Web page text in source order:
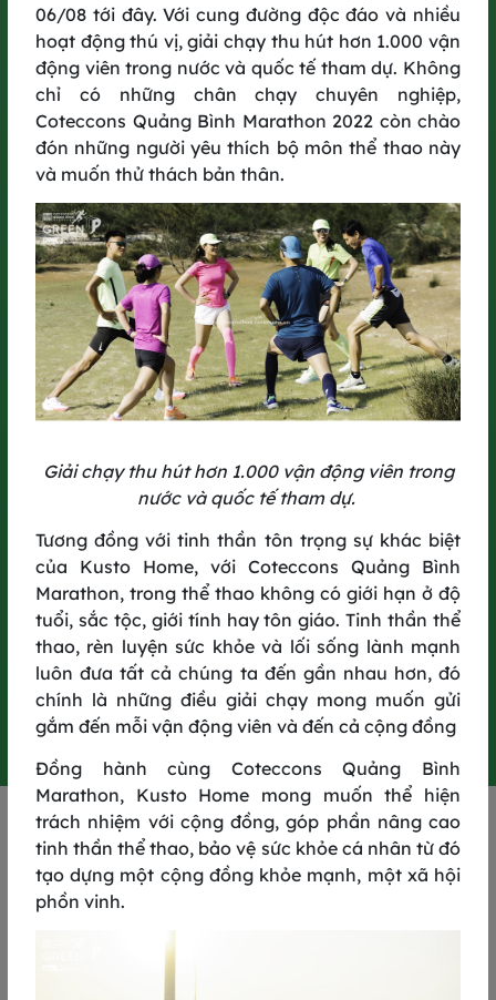
GreenUP Run 2025 sẽ trồng thêm 5,000 cây xanh sau giải
chạy, góp phần vào mục tiêu trồng 1 tỷ cây xanh, vì một Việt
Nam xanh.​
Ngoài ra, đường chạy còn mang dấu ấn xanh độc đáo khi tái
sử dụng thiết bị công trường như giàn giáo, lưới bao che làm
cổng xuất phát/về đích nhằm giảm thiểu việc sử dụng các vật
liệu sử dụng 1 lần và bị thải bỏ sau sự kiện.​
Hãy sẵn sàng chinh phục đường chạy GreenUP Run 2025, góp
thêm cây xanh qua từng bước chạy.​
GIẢI CHẠY SẼ CHÍNH THỨC BẮT ĐẦU SAU
0
-
0
-
NGÀY
0
-
0
-
GIỜ
0
-
0
-
PHÚT
0
-
0
-
GIÂY
QUYỀN LỢI
06/08 tới đây. Với cung đường độc đáo và nhiều
hoạt động thú vị, giải chạy thu hút hơn 1.000 vận
động viên trong nước và quốc tế tham dự. Không
chỉ có những chân chạy chuyên nghiệp,
Coteccons Quảng Bình Marathon 2022 còn chào
đón những người yêu thích bộ môn thể thao này
và muốn thử thách bản thân.
Giải chạy thu hút hơn 1.000 vận động viên trong
nước và quốc tế tham dự.
Tương đồng với tinh thần tôn trọng sự khác biệt
của Kusto Home, với Coteccons Quảng Bình
Marathon, trong thể thao không có giới hạn ở độ
tuổi, sắc tộc, giới tính hay tôn giáo. Tinh thần thể
thao, rèn luyện sức khỏe và lối sống lành mạnh
luôn đưa tất cả chúng ta đến gần nhau hơn, đó
chính là những điều giải chạy mong muốn gửi
gắm đến mỗi vận động viên và đến cả cộng đồng
Đồng hành cùng Coteccons Quảng Bình
Marathon, Kusto Home mong muốn thể hiện
trách nhiệm với cộng đồng, góp phần nâng cao
tinh thần thể thao, bảo vệ sức khỏe cá nhân từ đó
tạo dựng một cộng đồng khỏe mạnh, một xã hội
phồn vinh.